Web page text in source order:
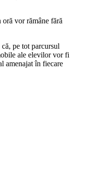
vor rămâne fără
că, pe tot parcursul
ale elevilor vor fi
amenajat în fiecare